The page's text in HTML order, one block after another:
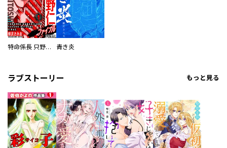
特命係長 只野仁ファイナル 愛蔵版 青き炎
ラブストーリー もっと見る